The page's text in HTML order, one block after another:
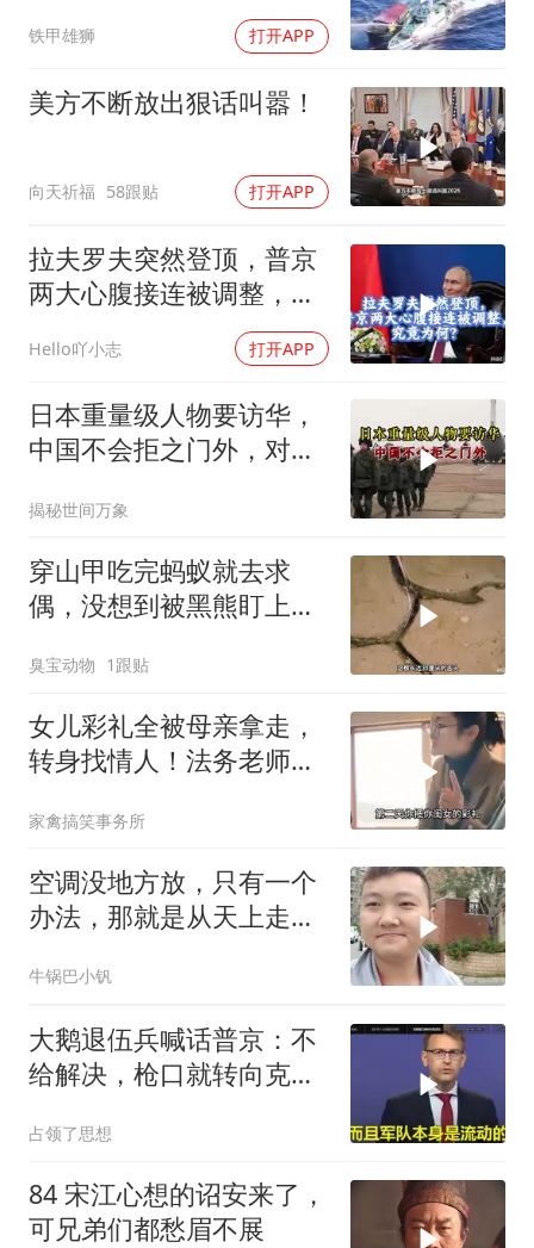
铁甲雄狮 打开APP
美方不断放出狠话叫嚣！
向天祈福 58跟贴 打开APP
拉夫罗夫突然登顶，普京
两大心腹接连被调整，究
Hello吖小志 打开APP
日本重量级人物要访华，
中国不会拒之门外，对日
揭秘世间万象
穿山甲吃完蚂蚁就去求
偶，没想到被黑熊盯上
臭宝动物 1跟贴
女儿彩礼全被母亲拿走，
转身找情人！法务老师硬
家禽搞笑事务所
空调没地方放，只有一个
办法，那就是从天上走，
牛锅巴小钒
大鹅退伍兵喊话普京：不
给解决，枪口就转向克里
占领了思想
84 宋江心想的诏安来了，
可兄弟们都愁眉不展